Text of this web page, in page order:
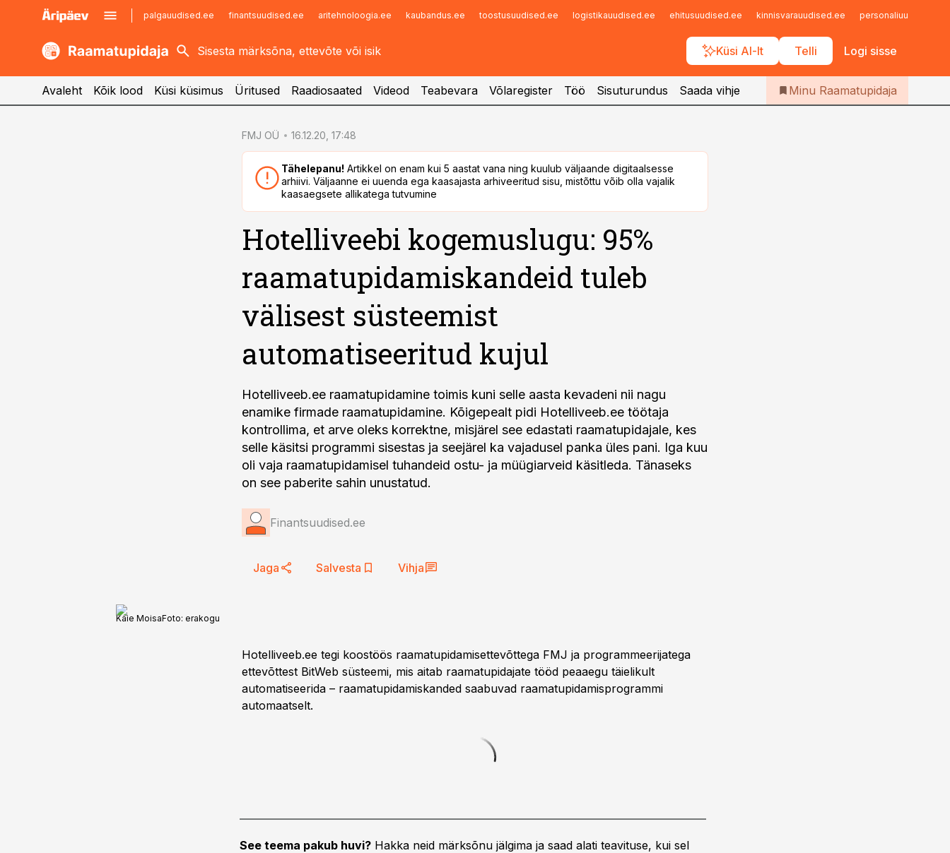
palgauudised.ee finantsuudised.ee aritehnoloogia.ee kaubandus.ee toostusuudised.ee logistikauudised.ee ehitusuudised.ee kinnisvarauudised.ee personaliuudised.ee
Küsi AI-lt Telli Logi sisse
kaubandus.ee
kinnisvarauudised.ee
imelineajalugu.ee
Infopank
Iseteenindus
Telli Raamatupidaja
Avaleht Kõik lood Küsi küsimus Üritused Raadiosaated Videod Teabevara Võlaregister Töö Sisuturundus Saada vihje Minu Raamatupidaja
FMJ OÜ 16.12.20, 17:48
Tähelepanu! Artikkel on enam kui 5 aastat vana ning kuulub väljaande digitaalsesse
arhiivi. Väljaanne ei uuenda ega kaasajasta arhiveeritud sisu, mistõttu võib olla vajalik
kaasaegsete allikatega tutvumine
Hotelliveebi kogemuslugu: 95%
raamatupidamiskandeid tuleb
välisest süsteemist
automatiseeritud kujul
Hotelliveeb.ee raamatupidamine toimis kuni selle aasta kevadeni nii nagu
enamike firmade raamatupidamine. Kõigepealt pidi Hotelliveeb.ee töötaja
kontrollima, et arve oleks korrektne, misjärel see edastati raamatupidajale, kes
selle käsitsi programmi sisestas ja seejärel ka vajadusel panka üles pani. Iga kuu
oli vaja raamatupidamisel tuhandeid ostu- ja müügiarveid käsitleda. Tänaseks
on see paberite sahin unustatud.
Finantsuudised.ee
Jaga Salvesta Vihja
Kaie MoisaFoto: erakogu
Hotelliveeb.ee tegi koostöös raamatupidamisettevõttega FMJ ja programmeerijatega
ettevõttest BitWeb süsteemi, mis aitab raamatupidajate tööd peaaegu täielikult
automatiseerida – raamatupidamiskanded saabuvad raamatupidamisprogrammi
automaatselt.
See teema pakub huvi? Hakka neid märksõnu jälgima ja saad alati teavituse, kui sel